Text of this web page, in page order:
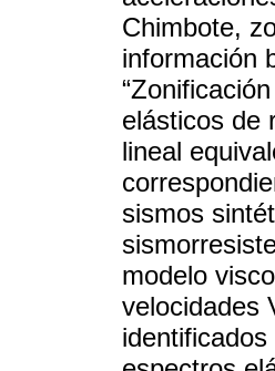
Chimbote,
información
elásticos de
lineal
sismos
modelo
velocidades